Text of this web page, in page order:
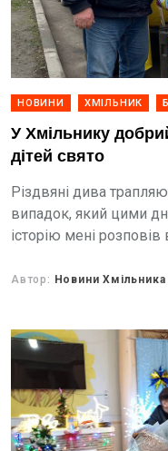
НОВИНИ ХМІЛЬНИК
У Хмільнику
дітей свято
Різдвяні дива
випадок, який цими
історію мені
Автор: Новини Хмільника